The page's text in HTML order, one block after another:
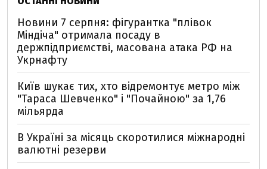
Новини 7 серпня: фігурантка "плівок
Міндіча" отримала посаду в
держпідприємстві, масована атака РФ на
Укрнафту
Київ шукає тих, хто відремонтує метро між
"Тараса Шевченко" і "Почайною" за 1,76
мільярда
В Україні за місяць скоротилися міжнародні
валютні резерви